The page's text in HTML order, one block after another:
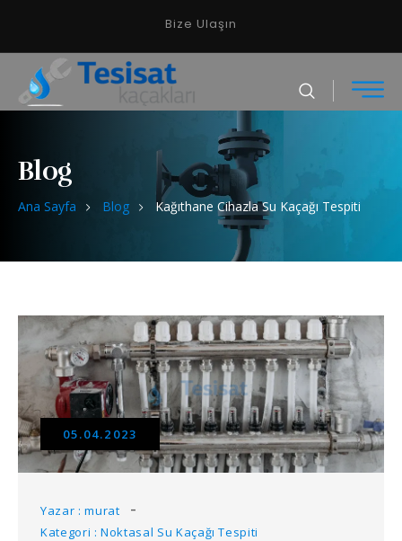
Bize Ulaşın
Blog
Ana Sayfa Blog Kağıthane Cihazla Su Kaçağı Tespiti
05.04.2023
Yazar : murat
Kategori : Noktasal Su Kaçağı Tespiti